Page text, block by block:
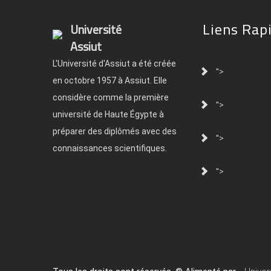
Université
Assiut
L'Université d'Assiut a été créée
en octobre 1957 à Assiut. Elle
considère comme la première
université de Haute Égypte à
préparer des diplômés avec des
connaissances scientifiques.
Liens
">
">
">
">